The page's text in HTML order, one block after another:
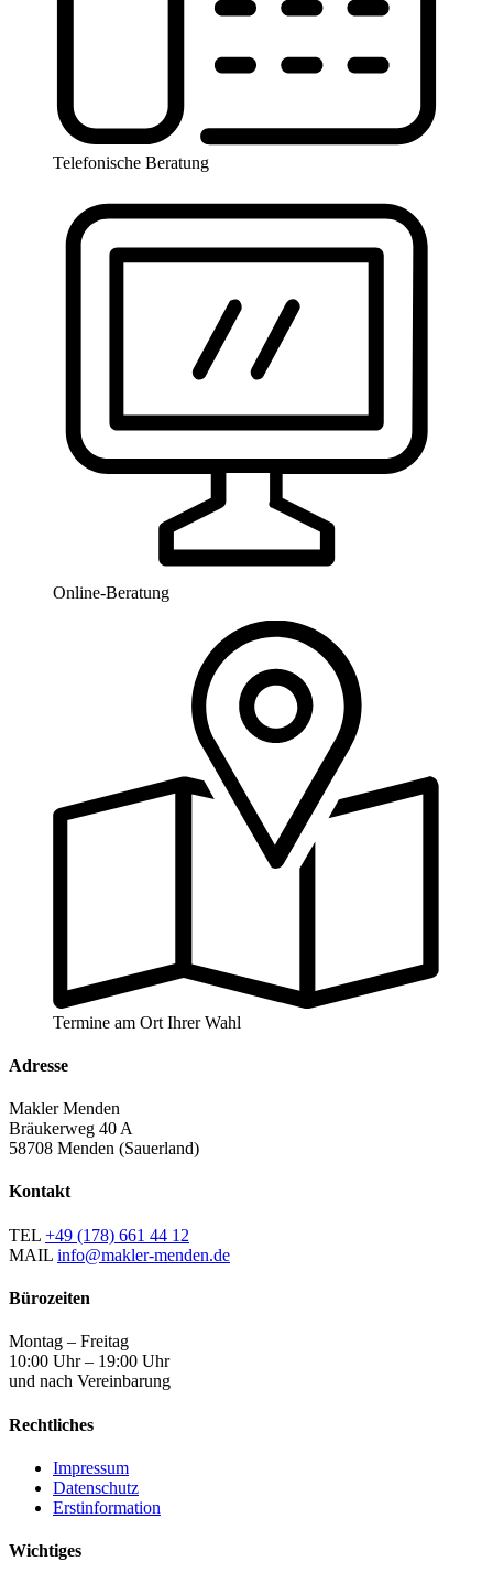
Telefonische Beratung
Online-Beratung
Termine am Ort Ihrer Wahl
Adresse
Makler Menden
Bräukerweg 40 A
58708 Menden (Sauerland)
Kontakt
TEL +49 (178) 661 44 12
MAIL info@makler-menden.de
Bürozeiten
Montag – Freitag
10:00 Uhr – 19:00 Uhr
und nach Vereinbarung
Rechtliches
Impressum
Datenschutz
Erstinformation
Wichtiges